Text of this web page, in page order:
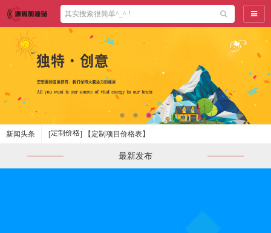
导航
新闻头条 [定制价格] 【定制项目价格表】
最新发布